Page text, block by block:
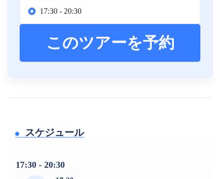
17:30 - 20:30
このツアーを予約
スケジュール
17:30 - 20:30